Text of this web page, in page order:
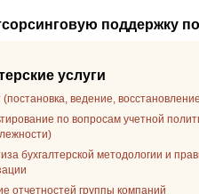
поддержку
услуги
(постановка, ведение,
по вопросам учетной
бухгалтерской методологии и
отчетностей группы компаний